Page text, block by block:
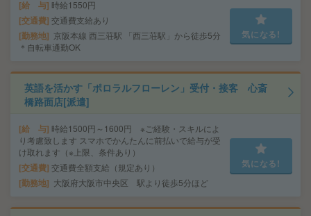
給 与 時給1550円
交通費 交通費支給あり
勤務地
京阪本線 西三荘駅 「西三荘駅」から徒歩5分
＊自転車通勤OK
気になる!
英語を活かす「ポロラルフローレン」受付・接客 心斎
橋路面店[派遣]
給 与 時給1500円～1600円 ※ご経験・スキルによ
り考慮致します スマホでかんたんに前払いで給与が受
け取れます（※上限、条件あり）
交通費 交通費全額支給（規定あり）
勤務地 大阪府大阪市中央区 駅より徒歩5分ほど
気になる!